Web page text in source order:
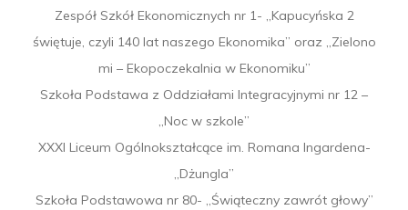
Zespół Szkół Ekonomicznych nr 1- „Kapucyńska 2
świętuje, czyli 140 lat naszego Ekonomika” oraz „Zielono
mi – Ekopoczekalnia w Ekonomiku”
Szkoła Podstawa z Oddziałami Integracyjnymi nr 12 –
„Noc w szkole”
XXXI Liceum Ogólnokształcące im. Romana Ingardena-
„Dżungla”
Szkoła Podstawowa nr 80- „Świąteczny zawrót głowy”